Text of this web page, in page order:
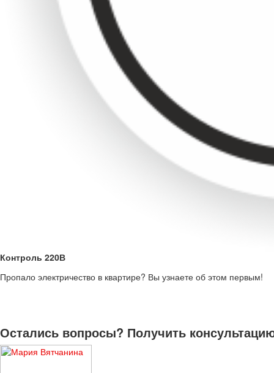
Контроль 220В
Пропало электричество в квартире? Вы узнаете об этом первым!
Остались вопросы? Получить